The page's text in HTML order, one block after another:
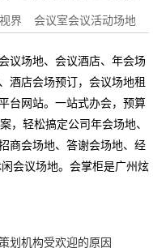
界 会议室会议活动场地
议场地、会议酒店、年会场
酒店会场预订，会议场地租
台网站。一站式办会，预算
，轻松搞定公司年会场地、
商会场地、答谢会场地、经
会议场地。会掌柜是广州炫
划机构受欢迎的原因